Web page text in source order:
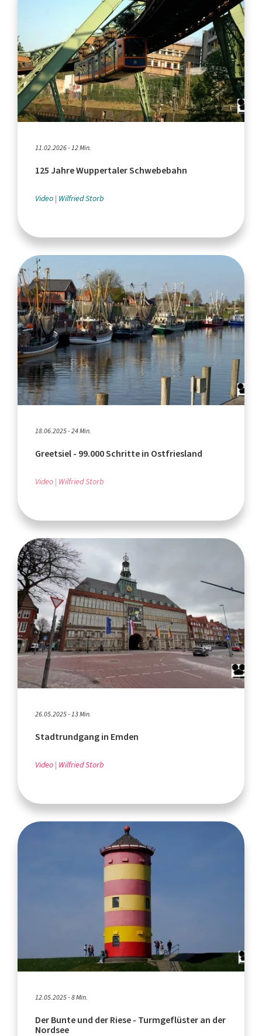
11.02.2026 - 12 Min.
125 Jahre Wuppertaler Schwebebahn
Video Wilfried Storb
18.06.2025 - 24 Min.
Greetsiel - 99.000 Schritte in Ostfriesland
Video Wilfried Storb
26.05.2025 - 13 Min.
Stadtrundgang in Emden
Video Wilfried Storb
12.05.2025 - 8 Min.
Der Bunte und der Riese - Turmgeflüster an der
Nordsee